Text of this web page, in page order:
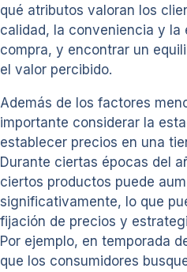
qué atributos valoran los
calidad, la conveniencia y la
compra, y encontrar un
el valor percibido.
Además de los factores
importante considerar la
establecer precios en una
Durante ciertas épocas del
ciertos productos puede
significativamente, lo que
fijación de precios y
Por ejemplo, en temporada
que los consumidores